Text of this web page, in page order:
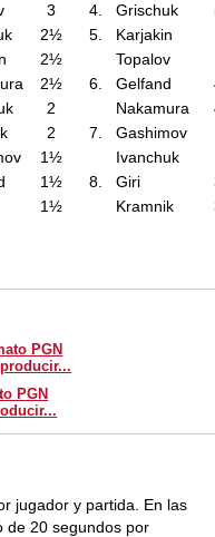
3
2½
2½
2½
2
2
1½
1½
1½
4.
Grischuk
5.
Karjakin
Topalov
6.
Gelfand
Nakamura
7.
Gashimov
Ivanchuk
8.
Giri
Kramnik
PGN
PGN
jugador y partida. En las
de 20 segundos por